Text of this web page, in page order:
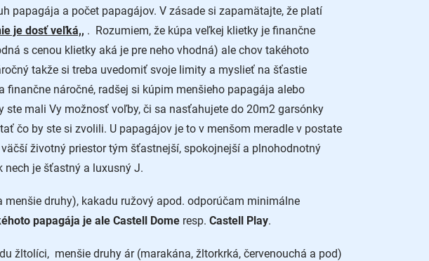
papagája a počet papagájov. V zásade si zapamätajte, že platí
je dosť veľká,, . Rozumiem, že kúpa veľkej klietky je finančne
s cenou klietky aká je pre neho vhodná) ale chov takéhoto
takže si treba uvedomiť svoje limity a myslieť na šťastie
finančne náročné, radšej si kúpim menšieho papagája alebo
ste mali Vy možnosť voľby, či sa nasťahujete do 20m2 garsónky
čo by ste si zvolili. U papagájov je to v menšom meradle v postate
životný priestor tým šťastnejší, spokojnejší a plnohodnotný
nech je šťastný a luxusný J.
menšie druhy), kakadu ružový apod. odporúčam minimálne
papagája je ale Castell Dome resp. Castell Play.
žltolíci, menšie druhy ár (marakána, žltorkrká, červenouchá a pod)